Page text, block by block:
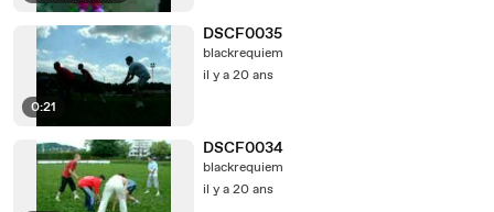
0:21
DSCF0035
blackrequiem
il y a 20 ans
DSCF0034
blackrequiem
il y a 20 ans